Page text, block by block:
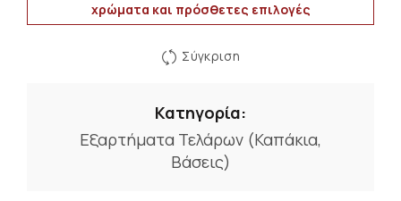
χρώματα και πρόσθετες επιλογές
Σύγκριση
Κατηγορία:
Εξαρτήματα Τελάρων (Καπάκια,
Βάσεις)